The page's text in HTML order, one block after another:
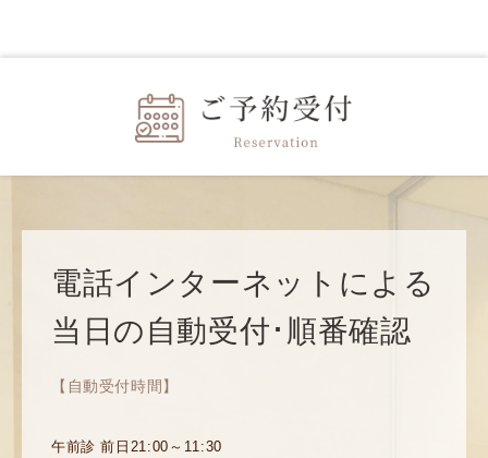
電話インターネットによる
当日の自動受付･順番確認
【自動受付時間】
午前診 前日21:00～11:30